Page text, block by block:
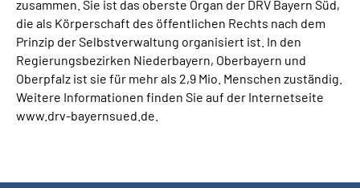
zusammen. Sie ist das oberste Organ der DRV Bayern Süd,
die als Körperschaft des öffentlichen Rechts nach dem
Prinzip der Selbstverwaltung organisiert ist. In den
Regierungsbezirken Niederbayern, Oberbayern und
Oberpfalz ist sie für mehr als 2,9 Mio. Menschen zuständig.
Weitere Informationen finden Sie auf der Internetseite
www.drv-bayernsued.de.